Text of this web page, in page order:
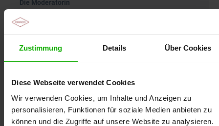
Zustimmung Details Über Cookies
Diese Webseite verwendet Cookies
Wir verwenden Cookies, um Inhalte und Anzeigen zu
personalisieren, Funktionen für soziale Medien anbieten zu
können und die Zugriffe auf unsere Website zu analysieren.
Die Moderatorin
Prof.’in Dr. Wahiba El-Khechen